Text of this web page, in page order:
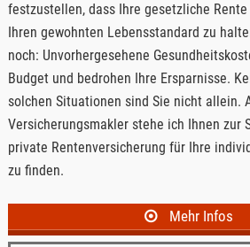
festzustellen, dass Ihre gesetzliche
Ihren gewohnten Lebensstandard zu
noch: Unvorhergesehene
Budget und bedrohen Ihre Ersparnisse.
solchen Situationen sind Sie nicht allein.
Versicherungsmakler stehe ich Ihnen zur
private Rentenversicherung für Ihre
zu finden.
Mehr Infos